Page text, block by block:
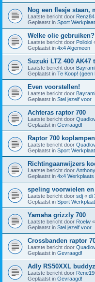
Nog een flesje staan,
Laatste bericht door Renz84
Geplaatst in Sport
Welke olie gebruiken?
Laatste bericht door Pollolol
Geplaatst in 4x4 Algemeen
Suzuki LTZ 400 AK47
Laatste bericht door
Geplaatst in Te Koop! (geen
Even voorstellen!
Laatste bericht door
Geplaatst in Stel jezelf voor
Achteras raptor 700
Laatste bericht door
Geplaatst in Gevraagd!
Raptor 700 koplampen
Laatste bericht door
Geplaatst in Sport
Richtingaanwijzers
Laatste bericht door
Geplaatst in 4x4
speling voorwielen
Laatste bericht door sdj « di
Geplaatst in Sport
Yamaha grizzly 700
Laatste bericht door Roelw «
Geplaatst in Stel jezelf voor
Crossbanden raptor
Laatste bericht door
Geplaatst in Gevraagd!
Adly RS50XXL
Laatste bericht door
Geplaatst in Gevraagd!